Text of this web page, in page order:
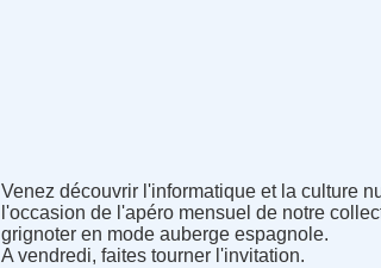
Venez découvrir l'informatique et la culture
l'occasion de l'apéro mensuel de notre
grignoter en mode auberge espagnole.
A vendredi, faites tourner l'invitation.